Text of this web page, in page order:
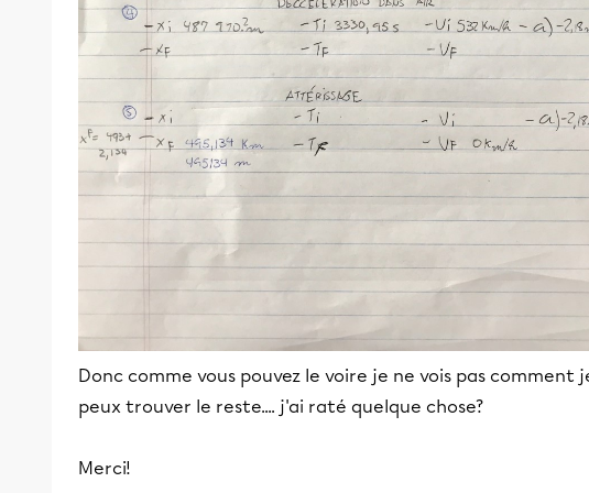
Donc comme vous pouvez le voire je ne vois pas comment
peux trouver le reste.... j'ai raté quelque chose?
Merci!